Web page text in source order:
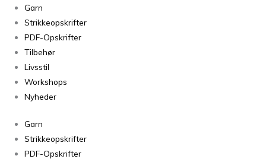
Garn
Strikkeopskrifter
PDF-Opskrifter
Tilbehør
Livsstil
Workshops
Nyheder
Garn
Strikkeopskrifter
PDF-Opskrifter
Filcolana
Alva
Hibiscus
antal